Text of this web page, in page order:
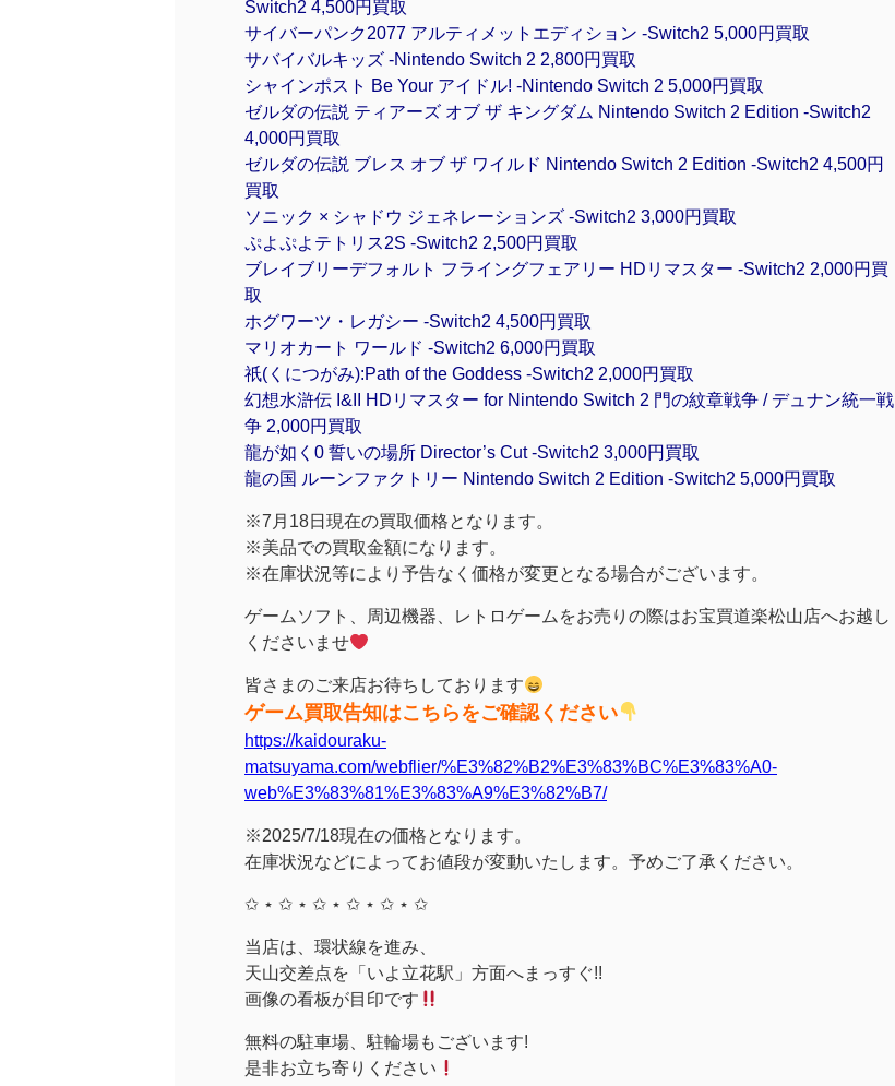
Switch2 4,500円買取
サイバーパンク2077 アルティメットエディション -Switch2 5,000円買取
サバイバルキッズ -Nintendo Switch 2 2,800円買取
シャインポスト Be Your アイドル! -Nintendo Switch 2 5,000円買取
ゼルダの伝説 ティアーズ オブ ザ キングダム Nintendo Switch 2 Edition -Switch2
4,000円買取
ゼルダの伝説 ブレス オブ ザ ワイルド Nintendo Switch 2 Edition -Switch2 4,500円
買取
ソニック × シャドウ ジェネレーションズ -Switch2 3,000円買取
ぷよぷよテトリス2S -Switch2 2,500円買取
ブレイブリーデフォルト フライングフェアリー HDリマスター -Switch2 2,000円買
取
ホグワーツ・レガシー -Switch2 4,500円買取
マリオカート ワールド -Switch2 6,000円買取
祇(くにつがみ):Path of the Goddess -Switch2 2,000円買取
幻想水滸伝 I&II HDリマスター for Nintendo Switch 2 門の紋章戦争 / デュナン統一戦
争 2,000円買取
龍が如く0 誓いの場所 Director’s Cut -Switch2 3,000円買取
龍の国 ルーンファクトリー Nintendo Switch 2 Edition -Switch2 5,000円買取
※7月18日現在の買取価格となります。
※美品での買取金額になります。
※在庫状況等により予告なく価格が変更となる場合がございます。
ゲームソフト、周辺機器、レトロゲームをお売りの際はお宝買道楽松山店へお越し
くださいませ
皆さまのご来店お待ちしております
ゲーム買取告知はこちらをご確認ください
https://kaidouraku-
matsuyama.com/webflier/%E3%82%B2%E3%83%BC%E3%83%A0-
web%E3%83%81%E3%83%A9%E3%82%B7/
※2025/7/18現在の価格となります。
在庫状況などによってお値段が変動いたします。予めご了承ください。
✩ ⋆ ✩ ⋆ ✩ ⋆ ✩ ⋆ ✩ ⋆ ✩
当店は、環状線を進み、
天山交差点を「いよ立花駅」方面へまっすぐ!!
画像の看板が目印です
無料の駐車場、駐輪場もございます!
是非お立ち寄りください